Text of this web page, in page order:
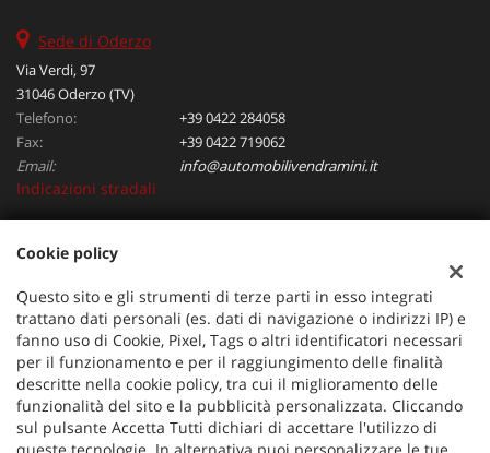
Sede di Oderzo
Via Verdi, 97
31046 Oderzo (TV)
Telefono:
+39 0422 284058
Fax:
+39 0422 719062
Email:
info@automobilivendramini.it
Indicazioni stradali
Dati fiscali:
Automobili Vendramini srl
Via Verdi, 97, Oderzo (TV)
C.F/P.IVA:04823130267
Registro delle imprese:TV
Cookie policy
Questo sito e gli strumenti di terze parti in esso integrati
trattano dati personali (es. dati di navigazione o indirizzi IP) e
fanno uso di Cookie, Pixel, Tags o altri identificatori necessari
per il funzionamento e per il raggiungimento delle finalità
descritte nella cookie policy, tra cui il miglioramento delle
funzionalità del sito e la pubblicità personalizzata. Cliccando
sul pulsante Accetta Tutti dichiari di accettare l'utilizzo di